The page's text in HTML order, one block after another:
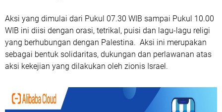
Aksi yang dimulai dari Pukul 07.30 WIB sampai Pukul 10.00
WIB ini diisi dengan orasi, tetrikal, puisi dan lagu-lagu religi
yang berhubungan dengan Palestina. Aksi ini merupakan
sebagai bentuk solidaritas, dukungan dan perlawanan atas
aksi kekejian yang dilakukan oleh zionis Israel.